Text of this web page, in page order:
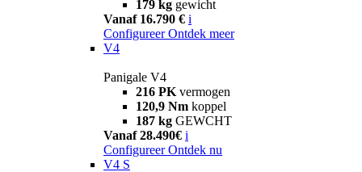
179 kg gewicht
Vanaf 16.790 € i
Configureer Ontdek meer
V4
Panigale V4
216 PK vermogen
120,9 Nm koppel
187 kg GEWCHT
Vanaf 28.490€ i
Configureer Ontdek nu
V4 S